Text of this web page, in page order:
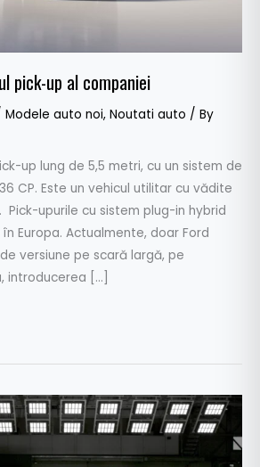
pick-up al companiei
Modele auto noi, Noutati auto / By
up lung de 5,5 metri, cu un sistem de
CP. Este un vehicul utilitar cu vădite
upurile cu sistem plug-in hybrid
Europa. Actualmente, doar Ford
versiune pe scară largă, pe
introducerea […]